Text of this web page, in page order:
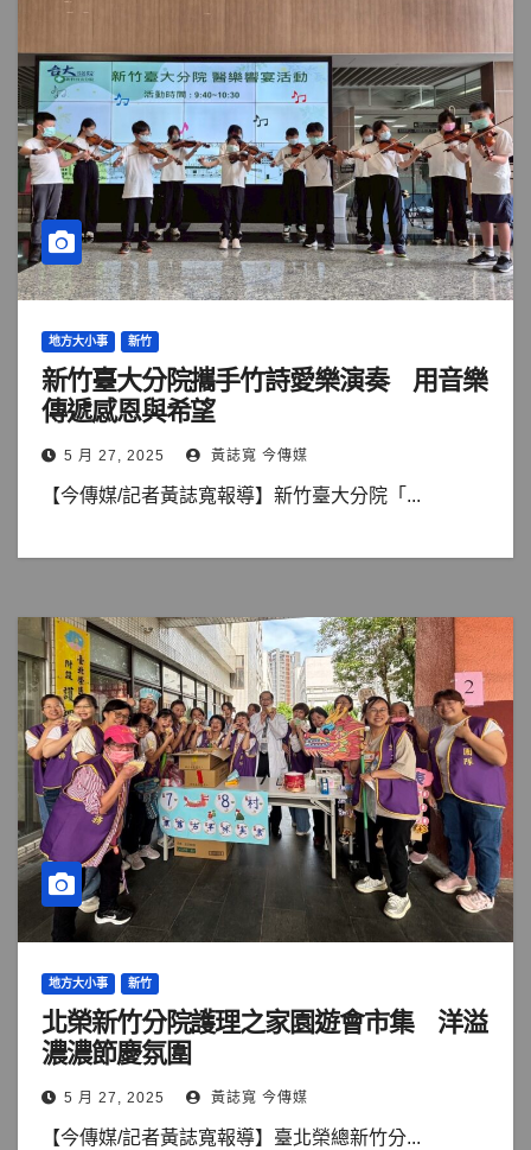
地方大小事 新竹
新竹臺大分院攜手竹詩愛樂演奏 用音樂
傳遞感恩與希望
5 月 27, 2025 黃誌寬 今傳媒
【今傳媒/記者黃誌寬報導】新竹臺大分院「...
地方大小事 新竹
北榮新竹分院護理之家園遊會市集 洋溢
濃濃節慶氛圍
5 月 27, 2025 黃誌寬 今傳媒
【今傳媒/記者黃誌寬報導】臺北榮總新竹分...